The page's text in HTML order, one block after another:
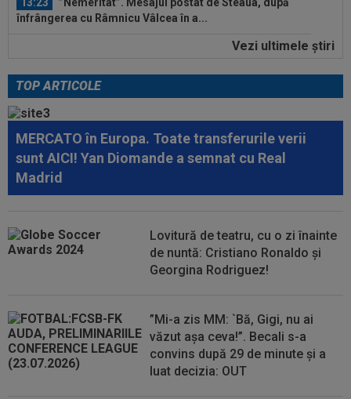
o lună de la revenirea la Real...
S-a terminat! Diego Simeone a făcut anunțul
14:15 VIDEO
”Un om care face bani non-stop”.
Mihai Stoichiță a intrat în direct și a...
13:56
Ce lovitură: a bătut palma cu Inter și cu Atletico
Madrid, dar acum poate...
13:45
Virginia Ruzici a dat verdictul despre viața
13:42 EXCLUSIV
A făcut pariul în direct, imediat
după ce l-a văzut pe Filip Stojilkovic, noul...
Vezi ultimele ştiri
TOP ARTICOLE
MERCATO în Europa. Toate transferurile verii
sunt AICI! Yan Diomande a semnat cu Real
Madrid
Lovitură de teatru, cu o zi înainte
de nuntă: Cristiano Ronaldo și
Georgina Rodriguez!
”Mi-a zis MM: `Bă, Gigi, nu ai
văzut așa ceva!”. Becali s-a
convins după 29 de minute și a
luat decizia: OUT